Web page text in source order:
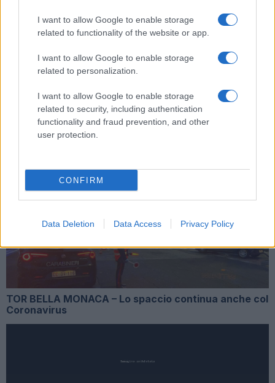
I want to allow Google to enable storage
related to functionality of the website or app.
I want to allow Google to enable storage
related to personalization.
I want to allow Google to enable storage
related to security, including authentication
functionality and fraud prevention, and other
user protection.
CONFIRM
Data Deletion Data Access Privacy Policy
Acilia Anziano carabinieri farmacia
CASTELLI ROMANI – Vasta operazione dei Carabinieri
per droga “volante”
TOR BELLA MONACA – Lo spaccio continua anche col
Coronavirus